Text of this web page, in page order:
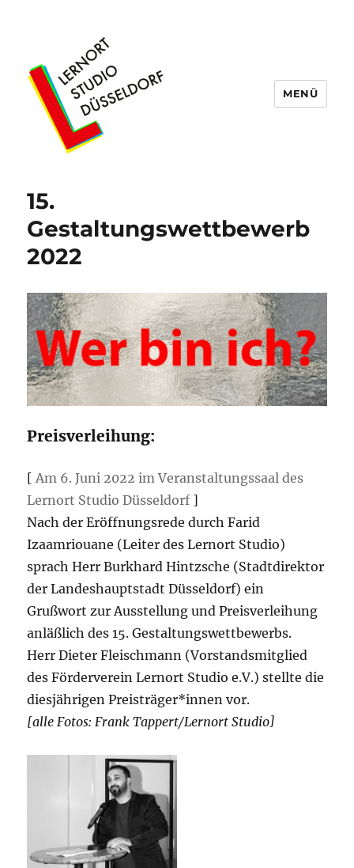
MENÜ
15.
Gestaltungswettbewerb
2022
Preisverleihung:
[ Am 6. Juni 2022 im Veranstaltungssaal des
Lernort Studio Düsseldorf ]
Nach der Eröffnungsrede durch Farid
Izaamriouane (Leiter des Lernort Studio)
sprach Herr Burkhard Hintzsche (Stadtdirektor
der Landeshauptstadt Düsseldorf) ein
Grußwort zur Ausstellung und Preisverleihung
anläßlich des 15. Gestaltungswettbewerbs.
Herr Dieter Fleischmann (Vorstandsmitglied
des Förderverein Lernort Studio e.V.) stellte die
diesjährigen Preisträger*innen vor.
[alle Fotos: Frank Tappert/Lernort Studio]